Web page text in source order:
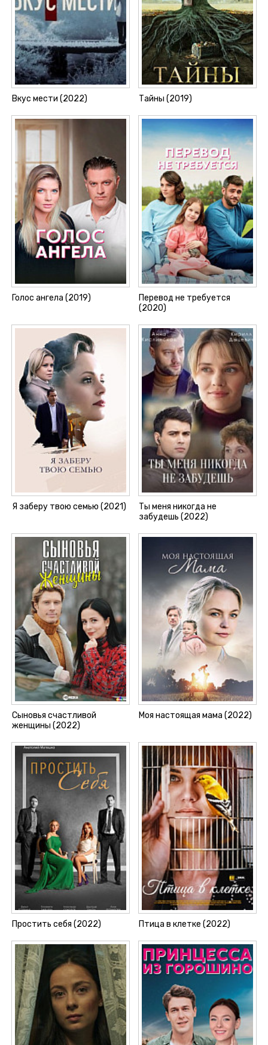
Вкус мести (2022) Тайны (2019)
Голос ангела (2019)
Перевод не требуется
(2020)
Я заберу твою семью (2021)
Ты меня никогда не
забудешь (2022)
Сыновья счастливой
женщины (2022)
Моя настоящая мама (2022)
Простить себя (2022) Птица в клетке (2022)